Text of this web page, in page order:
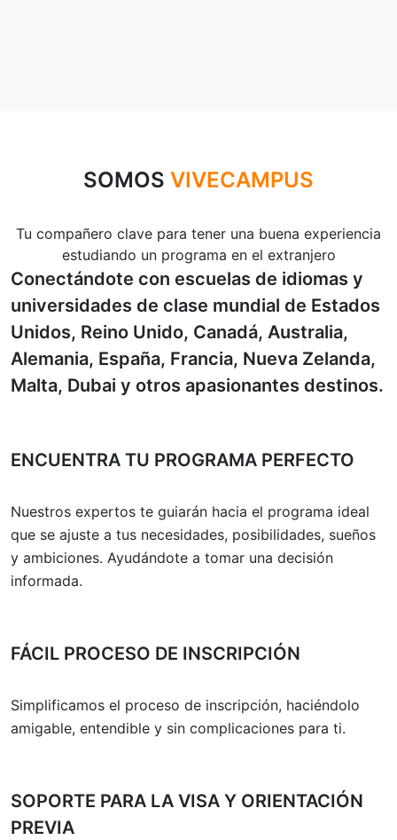
SOMOS VIVECAMPUS
Tu compañero clave para tener una buena experiencia
estudiando un programa en el extranjero
Conectándote con escuelas de idiomas y
universidades de clase mundial de Estados
Unidos, Reino Unido, Canadá, Australia,
Alemania, España, Francia, Nueva Zelanda,
Malta, Dubai y otros apasionantes destinos.
ENCUENTRA TU PROGRAMA PERFECTO
Nuestros expertos te guiarán hacia el programa ideal
que se ajuste a tus necesidades, posibilidades, sueños
y ambiciones. Ayudándote a tomar una decisión
informada.
FÁCIL PROCESO DE INSCRIPCIÓN
Simplificamos el proceso de inscripción, haciéndolo
amigable, entendible y sin complicaciones para ti.
SOPORTE PARA LA VISA Y ORIENTACIÓN
PREVIA